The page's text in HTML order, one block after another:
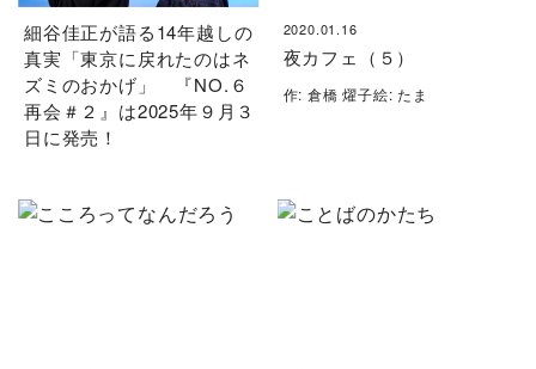
細谷佳正が語る14年越しの
真実「東京に戻れたのはネ
ズミのおかげ」 『NO.６
再会＃２』は2025年９月３
日に発売！
2020.01.16
夜カフェ（５）
作: 倉橋 燿子絵: たま